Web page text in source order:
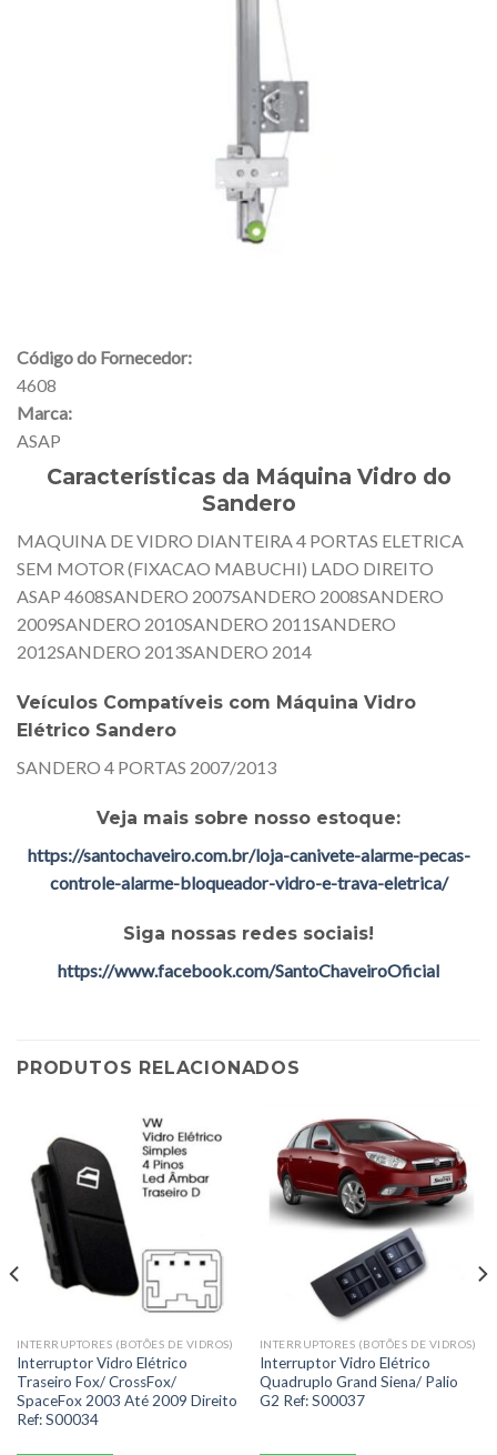
Código do Fornecedor:
4608
Marca:
ASAP
Características da Máquina Vidro do
Sandero
MAQUINA DE VIDRO DIANTEIRA 4 PORTAS ELETRICA
SEM MOTOR (FIXACAO MABUCHI) LADO DIREITO
ASAP 4608SANDERO 2007SANDERO 2008SANDERO
2009SANDERO 2010SANDERO 2011SANDERO
2012SANDERO 2013SANDERO 2014
Veículos Compatíveis com Máquina Vidro
Elétrico Sandero
SANDERO 4 PORTAS 2007/2013
Veja mais sobre nosso estoque:
https://santochaveiro.com.br/loja-canivete-alarme-pecas-
controle-alarme-bloqueador-vidro-e-trava-eletrica/
Siga nossas redes sociais!
https://www.facebook.com/SantoChaveiroOficial
PRODUTOS RELACIONADOS
INTERRUPTORES (BOTÕES DE VIDROS)
Interruptor Vidro Elétrico
Traseiro Fox/ CrossFox/
SpaceFox 2003 Até 2009 Direito
Ref: S00034
INTERRUPTORES (BOTÕES DE VIDROS)
Interruptor Vidro Elétrico
Quadruplo Grand Siena/ Palio
G2 Ref: S00037